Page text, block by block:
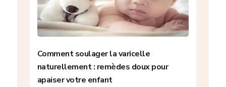
Comment soulager la varicelle
naturellement : remèdes doux pour
apaiser votre enfant